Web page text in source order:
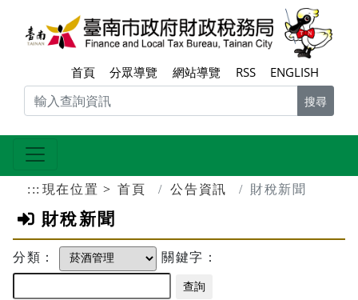
跳到主要內容區塊
首頁 分眾導覽 網站導覽 RSS ENGLISH
搜尋
::: 現在位置 首頁 公告資訊 財稅新聞
財稅新聞
分類： 關鍵字：